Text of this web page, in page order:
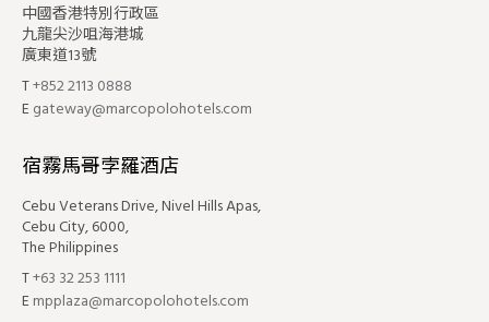
中國香港特別行政區
九龍尖沙咀海港城
廣東道13號
T+852 2113 0888
E gateway@marcopolohotels.com
宿霧馬哥孛羅酒店
Cebu Veterans Drive, Nivel Hills Apas,
Cebu City, 6000,
The Philippines
T+63 32 253 1111
E mpplaza@marcopolohotels.com